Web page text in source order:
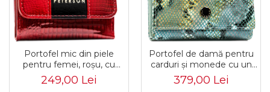
Portofel mic din piele
pentru femei, roșu, cu
relief crocodil - Peterson
PTR-PTN PH32-3-RS-1573
249,00 Lei
Portofel de damă pentru
carduri și monede cu un
model la modă - Peterson
PTR-PTN 42108-SFL-6204
379,00 Lei